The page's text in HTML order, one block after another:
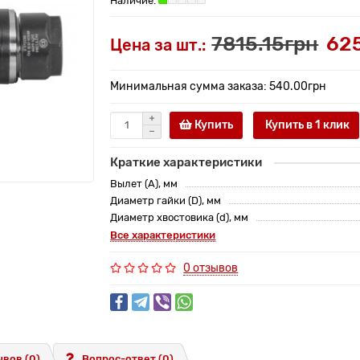
Цена за шт.: 7815.15грн
Минимальная сумма заказа: 540.00грн
Купить Купить в 1 клик
Краткие характеристики
Вылет (A), мм
Диаметр гайки (D), мм
Диаметр хвостовика (d), мм
Все характеристики
0 отзывов